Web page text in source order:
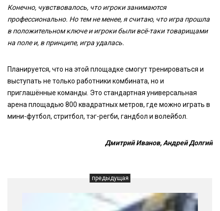
Конечно, чувствовалось, что игроки занимаются
профессионально. Но тем не менее, я считаю, что игра прошла
в положительном ключе и игроки были всё-таки товарищами
на поле и, в принципе, игра удалась.
Планируется, что на этой площадке смогут тренироваться и
выступать не только работники комбината, но и
приглашённые команды. Это стандартная универсальная
арена площадью 800 квадратных метров, где можно играть в
мини-футбол, стритбол, тэг-регби, гандбол и волейбол.
Дмитрий Иванов, Андрей Долгий
предыдущая